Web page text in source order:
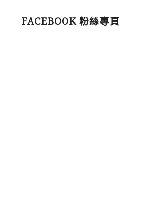
FACEBOOK 粉絲專頁